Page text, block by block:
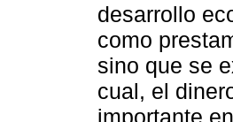
desarrollo
como
sino que se
cual, el
importante